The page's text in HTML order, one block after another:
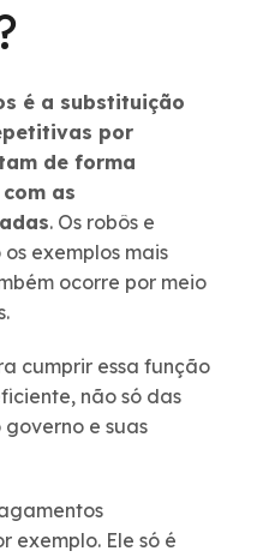
é a substituição
por
de forma
as
. Os robôs e
exemplos mais
ocorre por meio
cumprir essa função
não só das
e suas
exemplo. Ele só é